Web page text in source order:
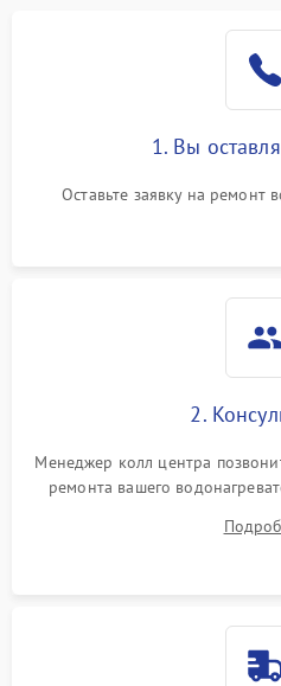
1. Вы
Оставьте заявку на ремонт
2.
Менеджер колл центра
ремонта вашего